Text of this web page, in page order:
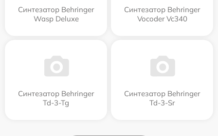
Синтезатор Behringer
Wasp Deluxe
Синтезатор Behringer
Vocoder Vc340
Синтезатор Behringer
Td-3-Tg
Синтезатор Behringer
Td-3-Sr